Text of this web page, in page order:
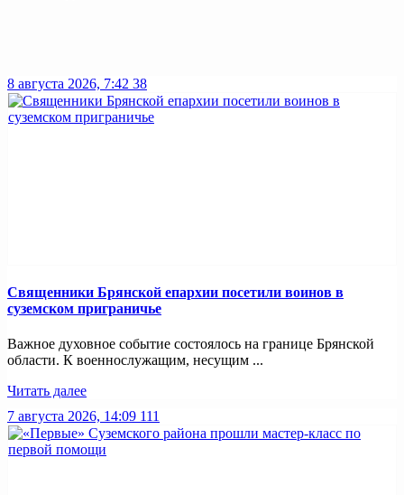
8 августа 2026, 7:42 38
Священники Брянской епархии посетили воинов в
суземском приграничье
Важное духовное событие состоялось на границе Брянской
области. К военнослужащим, несущим ...
Читать далее
7 августа 2026, 14:09 111